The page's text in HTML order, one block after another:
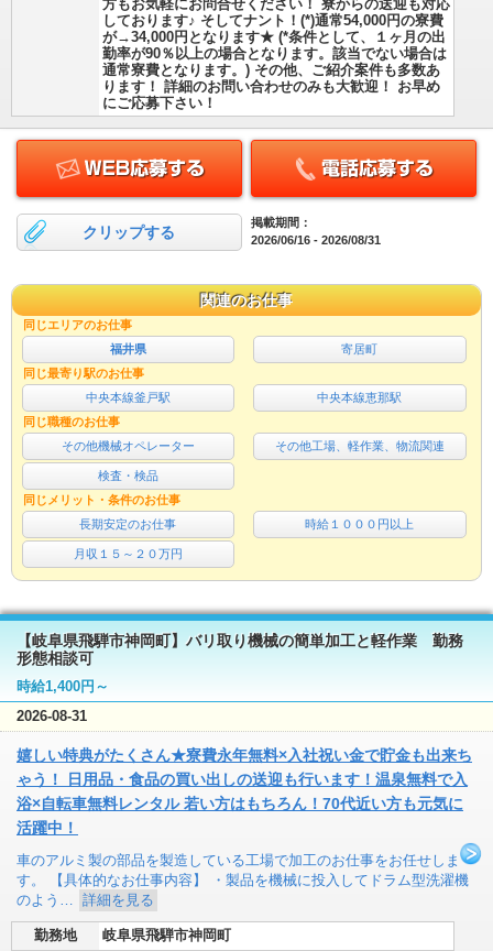
方もお気軽にお問合せください！ 寮からの送迎も対応
しております♪ そしてナント！(*)通常54,000円の寮費
が→34,000円となります★ (*条件として、１ヶ月の出
勤率が90％以上の場合となります。該当でない場合は
通常寮費となります。) その他、ご紹介案件も多数あ
ります！ 詳細のお問い合わせのみも大歓迎！ お早め
にご応募下さい！
クリップする
掲載期間：
2026/06/16 - 2026/08/31
関連のお仕事
同じエリアのお仕事
福井県
寄居町
同じ最寄り駅のお仕事
中央本線釜戸駅
中央本線恵那駅
同じ職種のお仕事
その他機械オペレーター
その他工場、軽作業、物流関連
検査・検品
同じメリット・条件のお仕事
長期安定のお仕事
時給１０００円以上
月収１５～２０万円
【岐阜県飛騨市神岡町】バリ取り機械の簡単加工と軽作業 勤務
形態相談可
時給1,400円～
2026-08-31
嬉しい特典がたくさん★寮費永年無料×入社祝い金で貯金も出来ち
ゃう！ 日用品・食品の買い出しの送迎も行います！温泉無料で入
浴×自転車無料レンタル 若い方はもちろん！70代近い方も元気に
活躍中！
車のアルミ製の部品を製造している工場で加工のお仕事をお任せしま
す。 【具体的なお仕事内容】 ・製品を機械に投入してドラム型洗濯機
のよう…
詳細を見る
勤務地
岐阜県飛騨市神岡町